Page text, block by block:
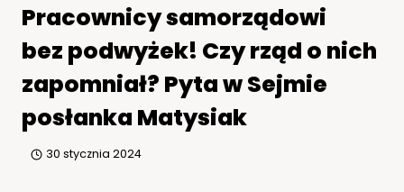
Pracownicy samorządowi
bez podwyżek! Czy rząd o nich
zapomniał? Pyta w Sejmie
posłanka Matysiak
30 stycznia 2024